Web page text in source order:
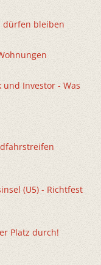
dürfen bleiben
und Investor - Was
(U5) - Richtfest
Platz durch!